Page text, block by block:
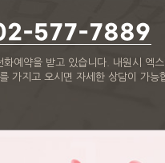
577-7889
예약을 받고 있습니다. 내원시 엑
가지고 오시면 자세한 상담이 가능